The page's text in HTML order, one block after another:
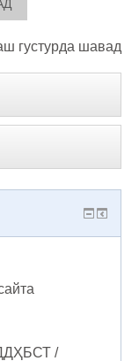
густурда шавад
/